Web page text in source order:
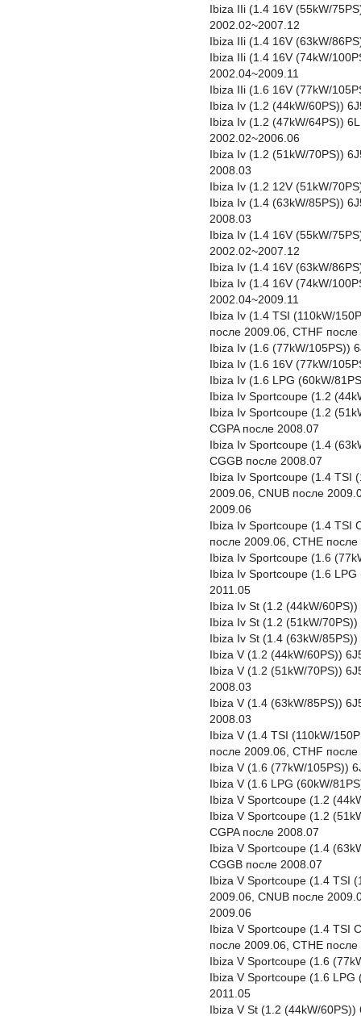
Ibiza IIi (1.4 16V (55kW/
2002.02~2007.12
Ibiza IIi (1.4 16V (63kW/
Ibiza IIi (1.4 16V (74kW/
2002.04~2009.11
Ibiza IIi (1.6 16V (77kW/
Ibiza Iv (1.2 (44kW/60PS))
Ibiza Iv (1.2 (47kW/64PS))
2002.02~2006.06
Ibiza Iv (1.2 (51kW/70PS))
2008.03
Ibiza Iv (1.2 12V (51kW/
Ibiza Iv (1.4 (63kW/85PS))
2008.03
Ibiza Iv (1.4 16V (55kW/
2002.02~2007.12
Ibiza Iv (1.4 16V (63kW/
Ibiza Iv (1.4 16V (74kW/
2002.04~2009.11
Ibiza Iv (1.4 TSI (110kW/
после 2009.06, CTHF
Ibiza Iv (1.6 (77kW/105PS))
Ibiza Iv (1.6 16V (77kW/
Ibiza Iv (1.6 LPG (60kW/
Ibiza Iv Sportcoupe (1.2
Ibiza Iv Sportcoupe (1.2
CGPA после 2008.07
Ibiza Iv Sportcoupe (1.4
CGGB после 2008.07
Ibiza Iv Sportcoupe (1.4 TSI
2009.06, CNUB после
2009.06
Ibiza Iv Sportcoupe (1.4 TSI
после 2009.06, CTHE
Ibiza Iv Sportcoupe (1.6
Ibiza Iv Sportcoupe (1.6
2011.05
Ibiza Iv St (1.2 (44kW/
Ibiza Iv St (1.2 (51kW/
Ibiza Iv St (1.4 (63kW/
Ibiza V (1.2 (44kW/60PS))
Ibiza V (1.2 (51kW/70PS))
2008.03
Ibiza V (1.4 (63kW/85PS))
2008.03
Ibiza V (1.4 TSI (110kW/
после 2009.06, CTHF
Ibiza V (1.6 (77kW/105PS))
Ibiza V (1.6 LPG (60kW/
Ibiza V Sportcoupe (1.2
Ibiza V Sportcoupe (1.2
CGPA после 2008.07
Ibiza V Sportcoupe (1.4
CGGB после 2008.07
Ibiza V Sportcoupe (1.4 TSI
2009.06, CNUB после
2009.06
Ibiza V Sportcoupe (1.4 TSI
после 2009.06, CTHE
Ibiza V Sportcoupe (1.6
Ibiza V Sportcoupe (1.6 LPG
2011.05
Ibiza V St (1.2 (44kW/